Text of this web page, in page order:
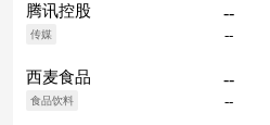
腾讯控股
传媒
--
--
西麦食品
食品饮料
--
--